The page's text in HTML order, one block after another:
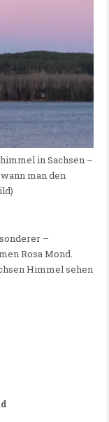
in Sachsen –
man den
–
Rosa Mond.
Himmel sehen